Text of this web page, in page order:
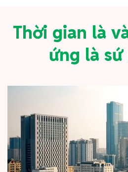
Thời gian là
ứng là sứ